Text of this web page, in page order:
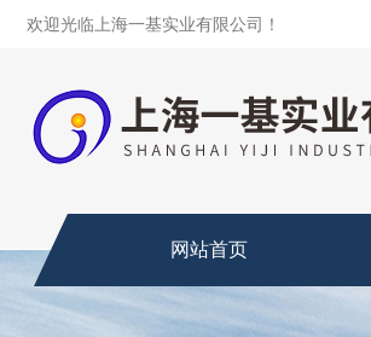
欢迎光临上海一基实业有限公司！
网站首页